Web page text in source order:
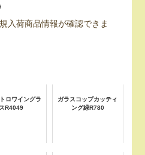
入荷商品情報が確認できま
ロワイングラ
スR4049
ガラスコップカッティ
ング緑R780